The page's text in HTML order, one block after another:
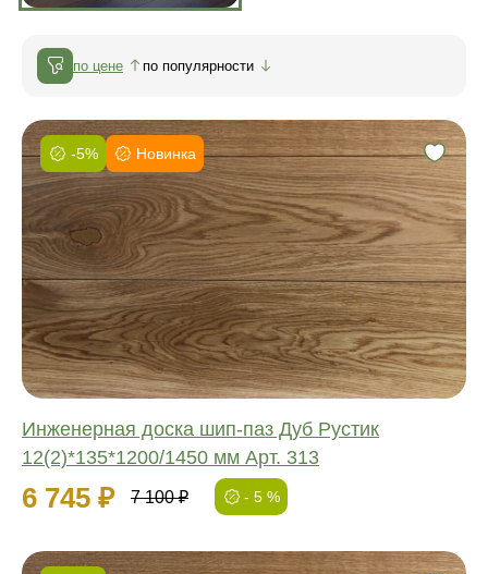
по цене по популярности
-5% Новинка
Инженерная доска шип-паз Дуб Рустик
12(2)*135*1200/1450 мм Арт. 313
6 745 ₽ 7 100 ₽ - 5 %
Фаска:
Соединение:
Обработка:
Длина:
Ширина:
Толщина: